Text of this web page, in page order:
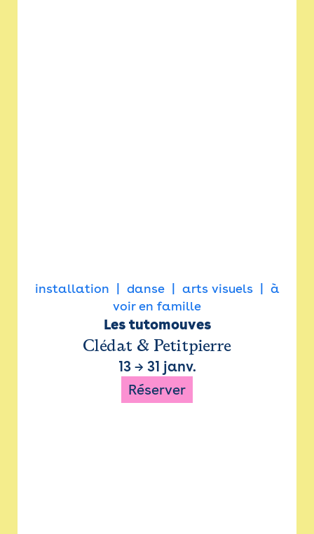
installation danse arts visuels
à
voir en famille
Les tutomouves
Clédat & Petitpierre
13→ 31 janv.
Réserver